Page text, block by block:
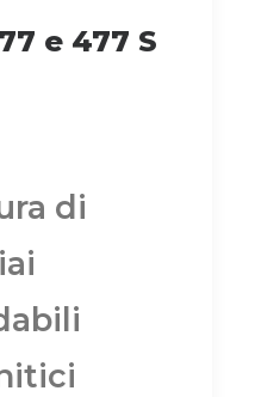
e 477 S
di